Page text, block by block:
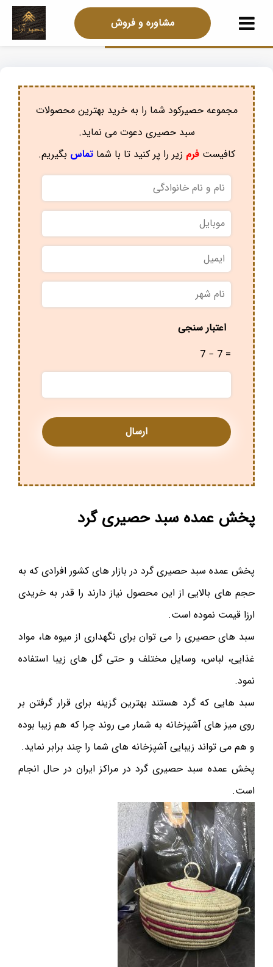
مشاوره و فروش
مجموعه حصیرکود شما را به خرید بهترین محصولات
سبد حصیری دعوت می نماید.
کافیستفرم زیر را پر کنید تا با شماتماس بگیریم.
نام
و
نام
خانوادگی
موبایل
ایمیل
نام
شهر *
اعتبار سنجی
7 − 7 =
پخش عمده سبد حصیری گرد
پخش عمده سبد حصیری گرد در بازار های کشور افرادی که به
حجم های بالایی از این محصول نیاز دارند را قدر به خریدی
ارزا قیمت نموده است.
سبد های حصیری را می توان برای نگهداری از میوه ها، مواد
غذایی، لباس، وسایل مختلف و حتی گل های زیبا استفاده
نمود.
سبد هایی که گرد هستند بهترین گزینه برای قرار گرفتن بر
روی میز های آشپزخانه به شمار می روند چرا که هم زیبا بوده
و هم می تواند زیبایی آشپزخانه های شما را چند برابر نماید.
پخش عمده سبد حصیری گرد در مراکز ایران در حال انجام
است.